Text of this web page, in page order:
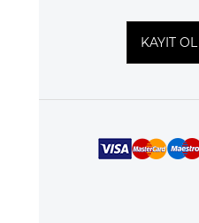
KAYIT OL